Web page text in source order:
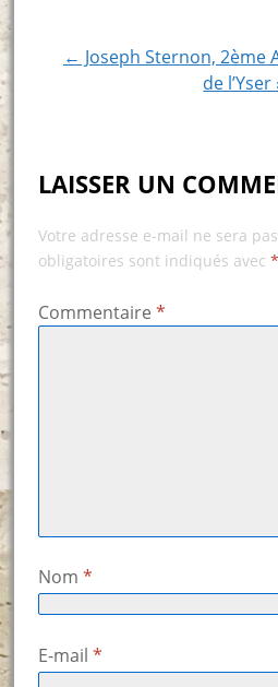
← Joseph Sternon, 2ème
de l’Yser
LAISSER UN
Votre adresse e-mail ne sera
obligatoires sont indiqués avec *
Commentaire *
Nom *
E-mail *